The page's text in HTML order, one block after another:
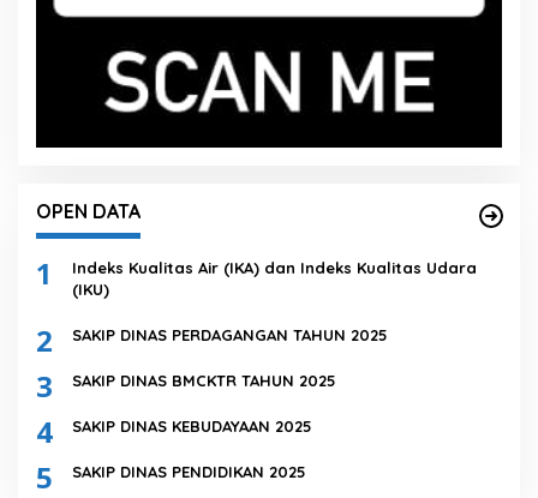
OPEN DATA
1
Indeks Kualitas Air (IKA) dan Indeks Kualitas Udara
(IKU)
2 SAKIP DINAS PERDAGANGAN TAHUN 2025
3 SAKIP DINAS BMCKTR TAHUN 2025
4 SAKIP DINAS KEBUDAYAAN 2025
5 SAKIP DINAS PENDIDIKAN 2025